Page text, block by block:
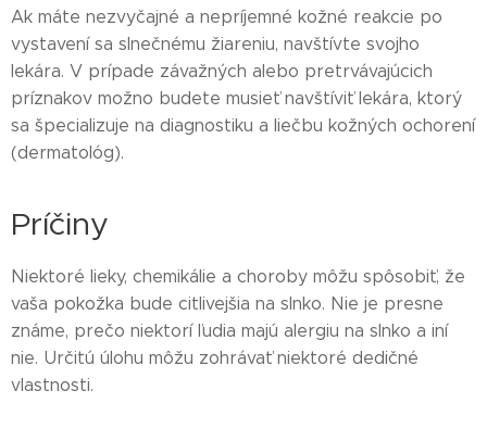
Ak máte nezvyčajné a nepríjemné kožné reakcie po
vystavení sa slnečnému žiareniu, navštívte svojho
lekára. V prípade závažných alebo pretrvávajúcich
príznakov možno budete musieť navštíviť lekára, ktorý
sa špecializuje na diagnostiku a liečbu kožných ochorení
(dermatológ).
Príčiny
Niektoré lieky, chemikálie a choroby môžu spôsobiť, že
vaša pokožka bude citlivejšia na slnko. Nie je presne
známe, prečo niektorí ľudia majú alergiu na slnko a iní
nie. Určitú úlohu môžu zohrávať niektoré dedičné
vlastnosti.